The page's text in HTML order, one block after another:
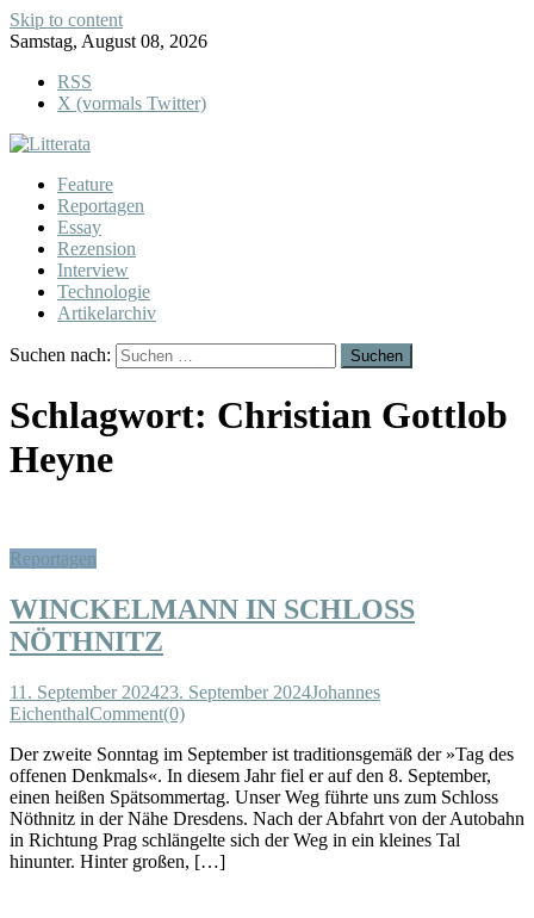
Skip to content
Samstag, August 08, 2026
RSS
X (vormals Twitter)
Feature
Reportagen
Essay
Rezension
Interview
Technologie
Artikelarchiv
Suchen nach:
Schlagwort: Christian Gottlob
Heyne
Reportagen
WINCKELMANN IN SCHLOSS
NÖTHNITZ
11. September 202423. September 2024Johannes
EichenthalComment(0)
Der zweite Sonntag im September ist traditionsgemäß der »Tag des
offenen Denkmals«. In diesem Jahr fiel er auf den 8. September,
einen heißen Spätsommertag. Unser Weg führte uns zum Schloss
Nöthnitz in der Nähe Dresdens. Nach der Abfahrt von der Autobahn
in Richtung Prag schlängelte sich der Weg in ein kleines Tal
hinunter. Hinter großen, […]